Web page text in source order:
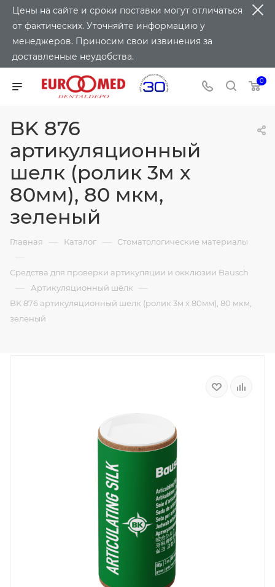
Цены на сайте и сроки поставки могут отличаться
от фактических. Уточняйте информацию у
менеджеров. Приносим свои извинения за
доставленные неудобства.
0
BK 876
артикуляционный
шелк (ролик 3м х
80мм), 80 мкм,
зеленый
Главная — Каталог — Стоматологические материалы
—
Средства для проверки артикуляции и окклюзии Bausch
— Артикуляционный шёлк —
BK 876 артикуляционный шелк (ролик 3м х 80мм), 80 мкм,
зеленый